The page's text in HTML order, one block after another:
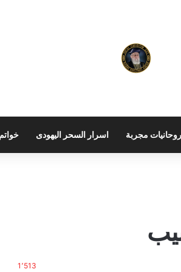
روحانيات مجربة اسرار السحر اليهودى
1٬513